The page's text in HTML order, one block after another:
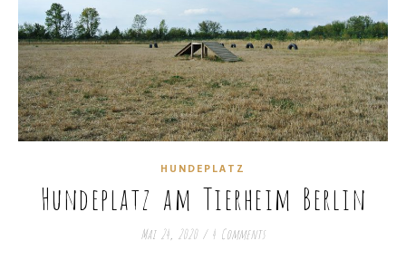
HUNDEPLATZ
Hundeplatz am Tierheim Berlin
Mai 24, 2020 / 4 Comments